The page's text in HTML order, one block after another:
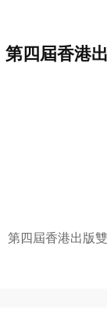
第四屆香港
第四屆香港出版